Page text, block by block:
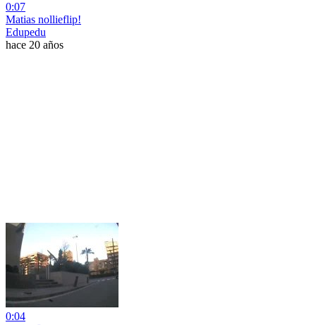
0:07
Matias nollieflip!
Edupedu
hace 20 años
0:04